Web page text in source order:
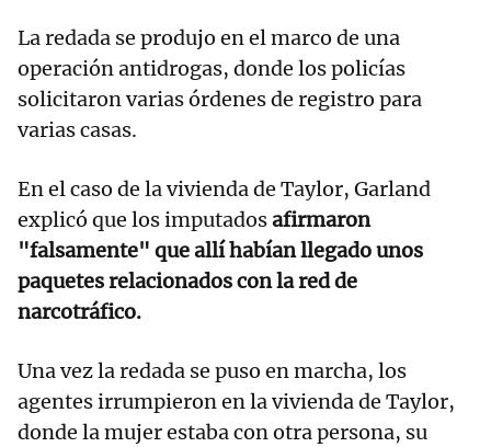
La redada se produjo en el marco de una
operación antidrogas, donde los policías
solicitaron varias órdenes de registro para
varias casas.
En el caso de la vivienda de Taylor, Garland
explicó que los imputadosafirmaron
"falsamente" que allí habían llegado unos
paquetes relacionados con la red de
narcotráfico.
Una vez la redada se puso en marcha, los
agentes irrumpieron en la vivienda de Taylor,
donde la mujer estaba con otra persona, su